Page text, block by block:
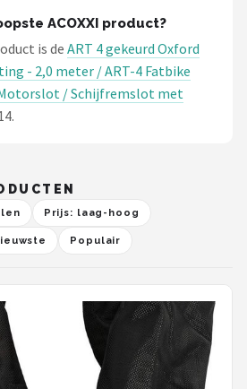
ACOXXI product?
is de ART 4 gekeurd Oxford
- 2,0 meter / ART-4 Fatbike
/ Schijfremslot met
Prijs: laag-hoog
Populair